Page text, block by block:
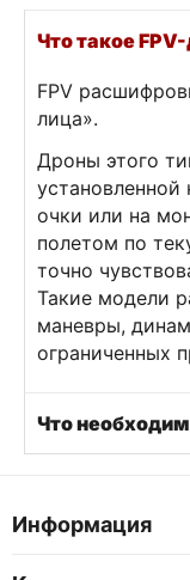
Что такое
FPV
лица».
Дроны этого
очки или на
полетом по
точно
Такие модели
маневры,
ограниченных
Что
Информация